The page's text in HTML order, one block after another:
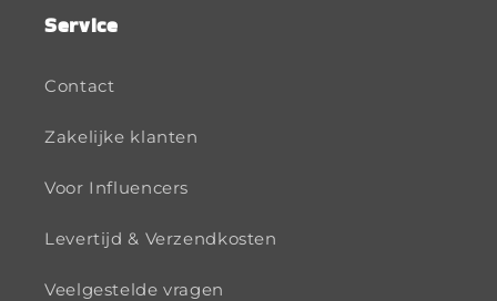
Service
Contact
Zakelijke klanten
Voor Influencers
Levertijd & Verzendkosten
Veelgestelde vragen